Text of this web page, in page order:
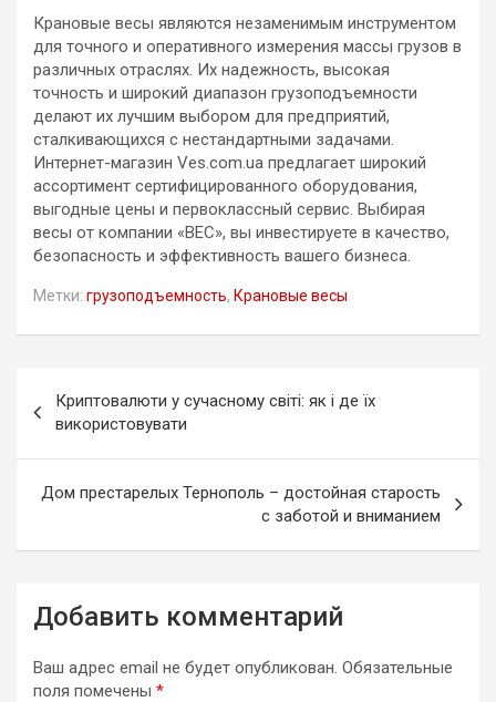
Крановые весы являются незаменимым инструментом
для точного и оперативного измерения массы грузов в
различных отраслях. Их надежность, высокая
точность и широкий диапазон грузоподъемности
делают их лучшим выбором для предприятий,
сталкивающихся с нестандартными задачами.
Интернет-магазин Ves.com.ua предлагает широкий
ассортимент сертифицированного оборудования,
выгодные цены и первоклассный сервис. Выбирая
весы от компании «ВЕС», вы инвестируете в качество,
безопасность и эффективность вашего бизнеса.
Метки: грузоподъемность, Крановые весы
по
записям
Криптовалюти у сучасному світі: як і де їх
використовувати
Дом престарелых Тернополь – достойная старость
с заботой и вниманием
Добавить комментарий
Ваш адрес email не будет опубликован. Обязательные
поля помечены *